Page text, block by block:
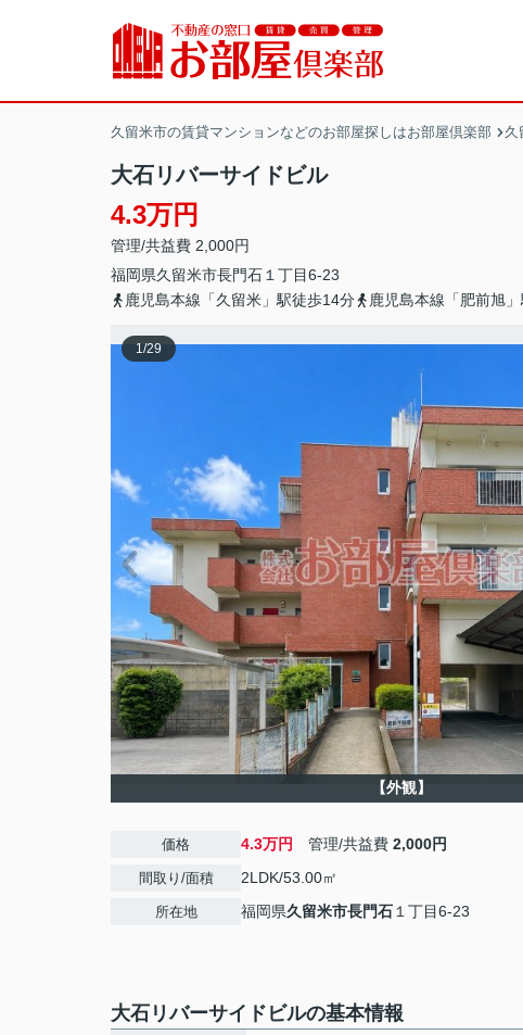
久留米市の賃貸マンションなどのお部屋探しはお部屋倶楽部 久
大石リバーサイドビル
4.3万円
管理/共益費 2,000円
福岡県久留米市長門石 １丁目6-23
鹿児島本線「久留米」駅徒歩14分
鹿児島本線「肥前旭
1/29
【外観】
価格 4.3万円 管理/共益費 2,000円
間取り/面積 2LDK/53.00㎡
所在地 福岡県久留米市長門石 １丁目6-23
大石リバーサイドビルの基本情報